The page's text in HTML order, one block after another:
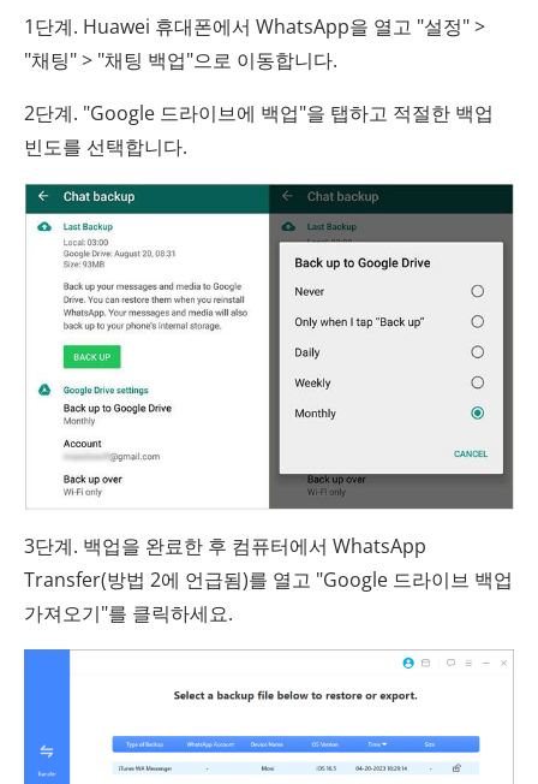
1단계. Huawei 휴대폰에서 WhatsApp을 열고 "설정" >
"채팅" > "채팅 백업"으로 이동합니다.
2단계. "Google 드라이브에 백업"을 탭하고 적절한 백업
빈도를 선택합니다.
3단계. 백업을 완료한 후 컴퓨터에서 WhatsApp
Transfer(방법 2에 언급됨)를 열고 "Google 드라이브 백업
가져오기"를 클릭하세요.